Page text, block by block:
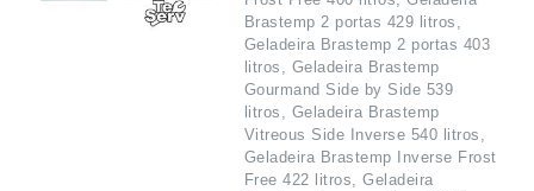
Brastemp 2 portas 429 litros,
Geladeira Brastemp 2 portas 403
litros, Geladeira Brastemp
Gourmand Side by Side 539
litros, Geladeira Brastemp
Vitreous Side Inverse 540 litros,
Geladeira Brastemp Inverse Frost
Free 422 litros, Geladeira